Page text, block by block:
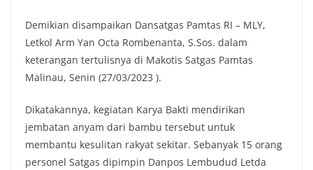
Demikian disampaikan Dansatgas Pamtas RI – MLY,
Letkol Arm Yan Octa Rombenanta, S.Sos. dalam
keterangan tertulisnya di Makotis Satgas Pamtas
Malinau, Senin (27/03/2023 ).
Dikatakannya, kegiatan Karya Bakti mendirikan
jembatan anyam dari bambu tersebut untuk
membantu kesulitan rakyat sekitar. Sebanyak 15 orang
personel Satgas dipimpin Danpos Lembudud Letda